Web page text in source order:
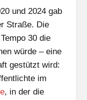
und 2024 gab
Straße. Die
30 die
würde – eine
gestützt wird:
im
, in der die